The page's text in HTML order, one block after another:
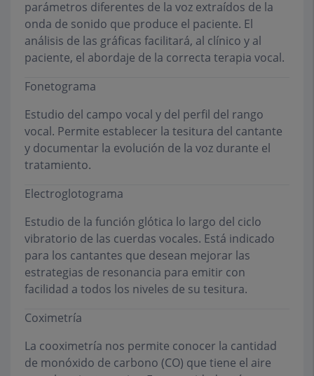
parámetros diferentes de la voz extraídos de la
onda de sonido que produce el paciente. El
análisis de las gráficas facilitará, al clínico y al
paciente, el abordaje de la correcta terapia vocal.
Fonetograma
Estudio del campo vocal y del perfil del rango
vocal. Permite establecer la tesitura del cantante
y documentar la evolución de la voz durante el
tratamiento.
Electroglotograma
Estudio de la función glótica lo largo del ciclo
vibratorio de las cuerdas vocales. Está indicado
para los cantantes que desean mejorar las
estrategias de resonancia para emitir con
facilidad a todos los niveles de su tesitura.
Coximetría
La cooximetría nos permite conocer la cantidad
de monóxido de carbono (CO) que tiene el aire